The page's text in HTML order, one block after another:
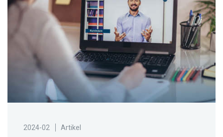
2024-02 Artikel